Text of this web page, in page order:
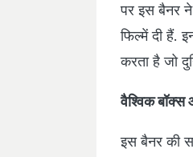
पर इस बैनर ने
फिल्में दी हैं.
करता है जो
वैश्विक बॉक्स
इस बैनर की